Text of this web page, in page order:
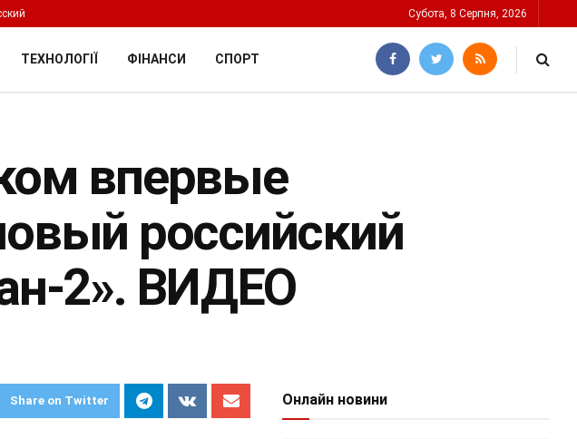
Субота, 8 Серпня, 2026
ТЕХНОЛОГІЇ ФІНАНСИ СПОРТ
впервые
российский
2». ВИДЕО
Share on Twitter Онлайн новини